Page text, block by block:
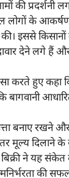
की
के आकर्षण
इससे किसानों
देने लगे हैं
करते हुए कहा कि
बनाए रखने
मूल्य दिलाने के
ने यह संकेत दे
की